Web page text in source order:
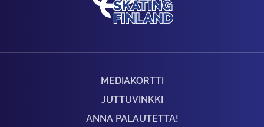
MEDIAKORTTI
JUTTUVINKKI
ANNA PALAUTETTA!